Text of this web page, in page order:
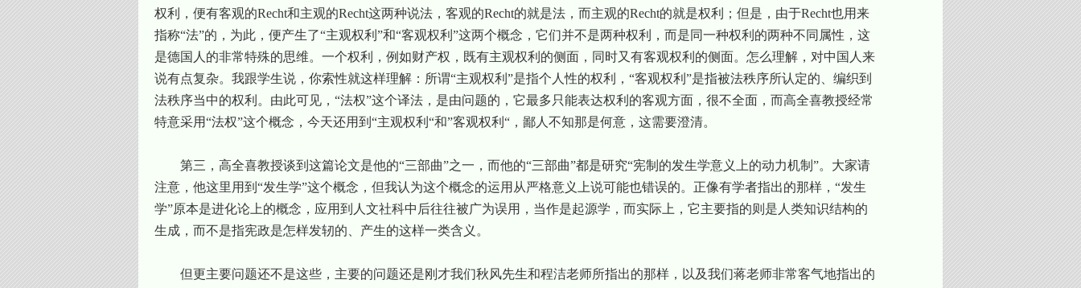
权利，便有客观的Recht和主观的Recht这两种说法，客观的Recht的就是法，而主观的Recht的就是权利；但是，由于Recht也用来
指称“法”的，为此，便产生了“主观权利”和“客观权利”这两个概念，它们并不是两种权利，而是同一种权利的两种不同属性，这
是德国人的非常特殊的思维。一个权利，例如财产权，既有主观权利的侧面，同时又有客观权利的侧面。怎么理解，对中国人来
说有点复杂。我跟学生说，你索性就这样理解：所谓“主观权利”是指个人性的权利，“客观权利”是指被法秩序所认定的、编织到
法秩序当中的权利。由此可见，“法权”这个译法，是由问题的，它最多只能表达权利的客观方面，很不全面，而高全喜教授经常
特意采用“法权”这个概念，今天还用到“主观权利“和”客观权利“，鄙人不知那是何意，这需要澄清。
第三，高全喜教授谈到这篇论文是他的“三部曲”之一，而他的“三部曲”都是研究“宪制的发生学意义上的动力机制”。大家请
注意，他这里用到“发生学”这个概念，但我认为这个概念的运用从严格意义上说可能也错误的。正像有学者指出的那样，“发生
学”原本是进化论上的概念，应用到人文社科中后往往被广为误用，当作是起源学，而实际上，它主要指的则是人类知识结构的
生成，而不是指宪政是怎样发轫的、产生的这样一类含义。
但更主要问题还不是这些，主要的问题还是刚才我们秋风先生和程洁老师所指出的那样，以及我们蒋老师非常客气地指出的